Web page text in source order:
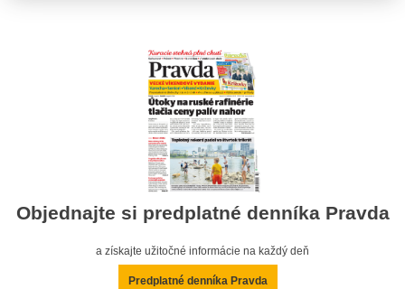
Objednajte si predplatné denníka Pravda
a získajte užitočné informácie na každý deň
Predplatné denníka Pravda